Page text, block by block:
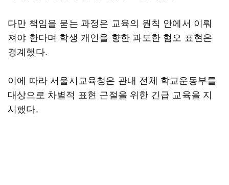
다만 책임을 묻는 과정은 교육의 원칙 안에서 이뤄
져야 한다며 학생 개인을 향한 과도한 혐오 표현은
경계했다.
이에 따라 서울시교육청은 관내 전체 학교운동부를
대상으로 차별적 표현 근절을 위한 긴급 교육을 지
시했다.